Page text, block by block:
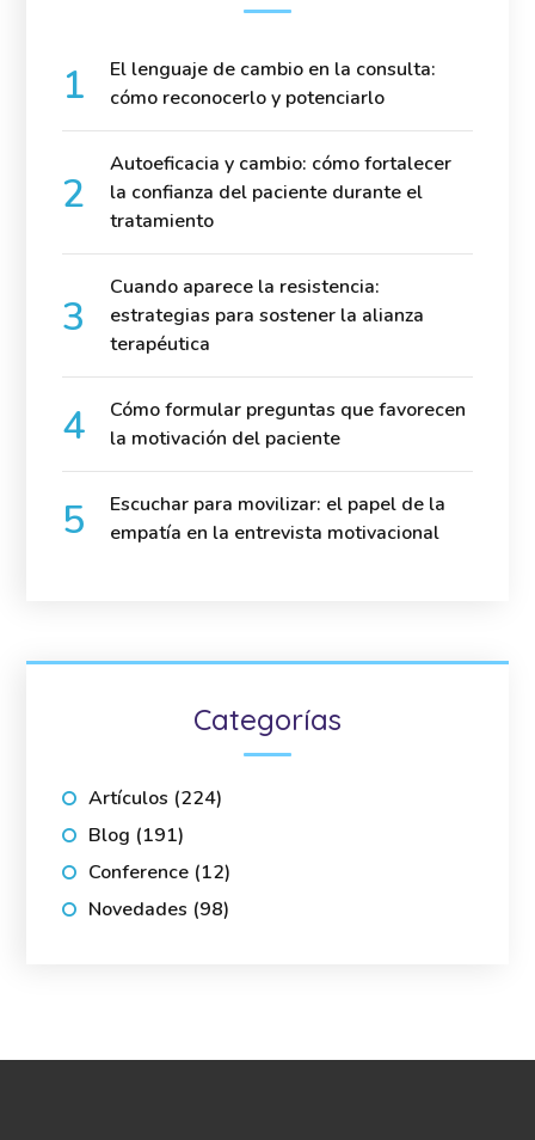
El lenguaje de cambio en la consulta:
cómo reconocerlo y potenciarlo
Autoeficacia y cambio: cómo fortalecer
la confianza del paciente durante el
tratamiento
Cuando aparece la resistencia:
estrategias para sostener la alianza
terapéutica
Cómo formular preguntas que favorecen
la motivación del paciente
Escuchar para movilizar: el papel de la
empatía en la entrevista motivacional
Categorías
Artículos (224)
Blog (191)
Conference (12)
Novedades (98)